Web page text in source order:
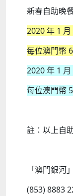
新春自助晚
2020 年 1
每位澳門幣
2020 年 1
每位澳門幣
註： 以上自
「澳門銀河
(853) 8883